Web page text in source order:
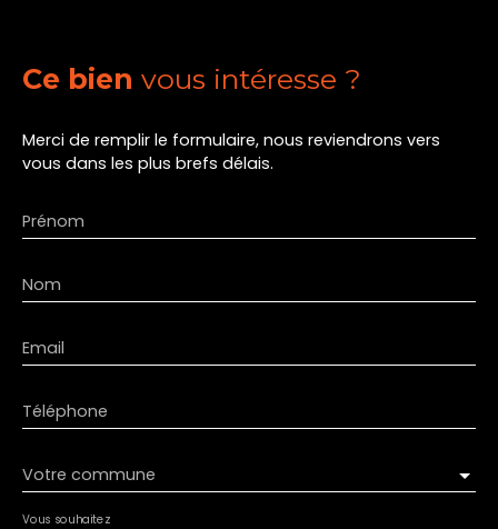
Ce bien vous intéresse ?
Merci de remplir le formulaire, nous reviendrons vers
vous dans les plus brefs délais.
Prénom
Nom
Email
Téléphone
Votre commune
Vous souhaitez